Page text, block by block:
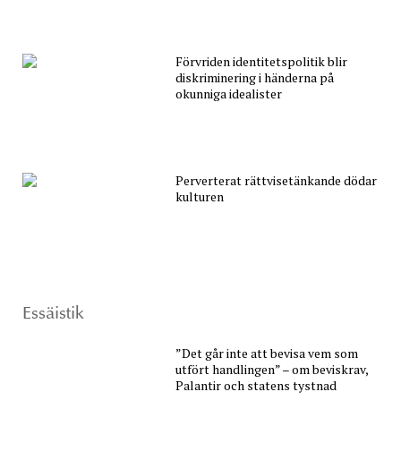
Förvriden identitetspolitik blir
diskriminering i händerna på
okunniga idealister
Perverterat rättvisetänkande dödar
kulturen
Essäistik
”Det går inte att bevisa vem som
utfört handlingen” – om beviskrav,
Palantir och statens tystnad